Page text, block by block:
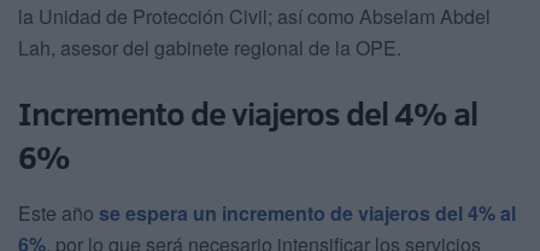
la Unidad de Protección Civil; así como Abselam Abdel
Lah, asesor del gabinete regional de la OPE.
Incremento de viajeros del 4% al
6%
Este año se espera un incremento de viajeros del 4% al
6%, por lo que será necesario intensificar los servicios